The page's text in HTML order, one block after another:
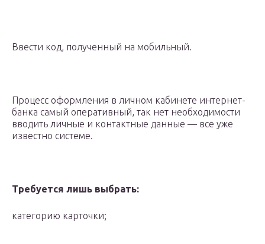
Ввести код, полученный на мобильный.
Процесс оформления в личном кабинете интернет-
банка самый оперативный, так нет необходимости
вводить личные и контактные данные — все уже
известно системе.
Требуется лишь выбрать:
категорию карточки;